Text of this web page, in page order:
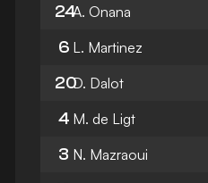
24A. Onana
6 L. Martinez
20D. Dalot
4 M. de Ligt
3 N. Mazraoui